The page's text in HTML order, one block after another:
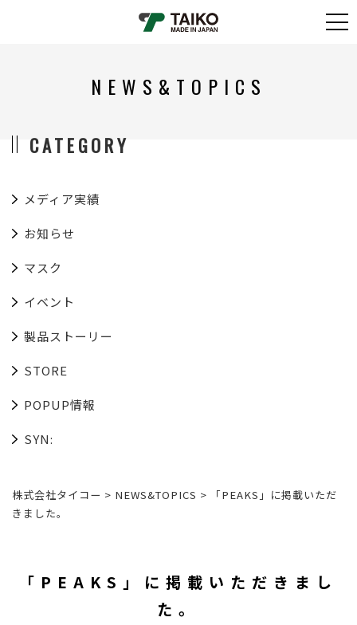
NEWS&TOPICS
CATEGORY
メディア実績
お知らせ
マスク
イベント
製品ストーリー
STORE
POPUP情報
SYN:
株式会社タイコー > NEWS&TOPICS >
「PEAKS」に掲載いただ
きました。
「PEAKS」に掲載いただきまし
た。